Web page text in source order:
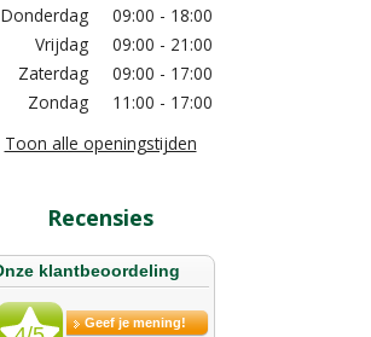
Donderdag
09:00 - 18:00
Vrijdag
09:00 - 21:00
Zaterdag
09:00 - 17:00
Zondag
11:00 - 17:00
Toon alle openingstijden
Recensies